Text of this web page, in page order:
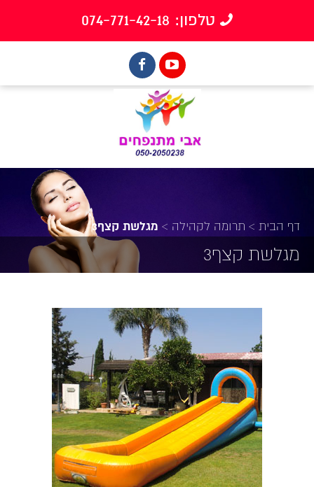
טלפון: 074-771-42-18
דף הבית > תרומה לקהילה > מגלשת קצף3
מגלשת קצף3